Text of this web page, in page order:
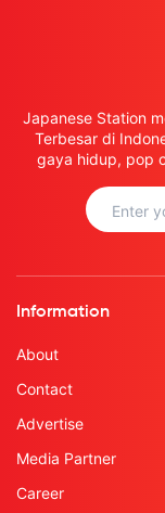
Japanese Station
Terbesar di
gaya hidup, pop
Information
About
Contact
Advertise
Media Partner
Career